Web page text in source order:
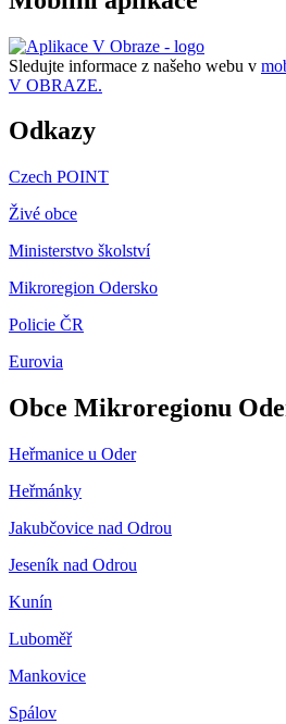
Sledujte informace z našeho webu v
V OBRAZE.
Odkazy
Czech POINT
Živé obce
Ministerstvo školství
Mikroregion Odersko
Policie ČR
Eurovia
Obce Mikroregionu
Heřmanice u Oder
Heřmánky
Jakubčovice nad Odrou
Jeseník nad Odrou
Kunín
Luboměř
Mankovice
Spálov